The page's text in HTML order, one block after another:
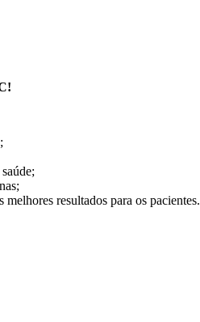
resultados para os pacientes.